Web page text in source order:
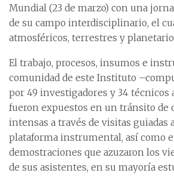
Mundial (23 de marzo) con una
de su campo interdisciplinario, el
atmosféricos, terrestres y
El trabajo, procesos, insumos e
comunidad de este Instituto
por 49 investigadores y 34 técnicos
fueron expuestos en un tránsito de
intensas a través de visitas guiadas
plataforma instrumental, así como
demostraciones que azuzaron los
de sus asistentes, en su mayoría